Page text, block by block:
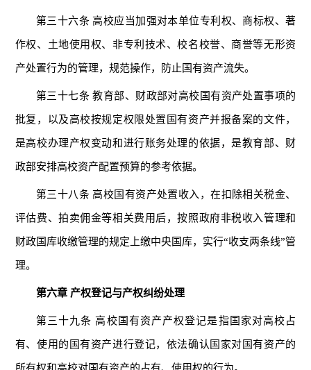
第三十六条 高校应当加强对本单位专利权、商标权、著
作权、土地使用权、非专利技术、校名校誉、商誉等无形资
产处置行为的管理，规范操作，防止国有资产流失。
第三十七条 教育部、财政部对高校国有资产处置事项的
批复，以及高校按规定权限处置国有资产并报备案的文件，
是高校办理产权变动和进行账务处理的依据，是教育部、财
政部安排高校资产配置预算的参考依据。
第三十八条 高校国有资产处置收入，在扣除相关税金、
评估费、拍卖佣金等相关费用后，按照政府非税收入管理和
财政国库收缴管理的规定上缴中央国库，实行“收支两条线”管
理。
第六章 产权登记与产权纠纷处理
第三十九条 高校国有资产产权登记是指国家对高校占
有、使用的国有资产进行登记，依法确认国家对国有资产的